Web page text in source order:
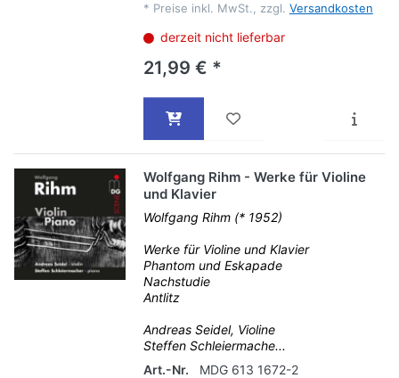
* Preise inkl. MwSt., zzgl. Versandkosten
derzeit nicht lieferbar
21,99 € *
Wolfgang Rihm - Werke für Violine
und Klavier
Wolfgang Rihm (* 1952)
Werke für Violine und Klavier
Phantom und Eskapade
Nachstudie
Antlitz
Andreas Seidel, Violine
Steffen Schleiermache...
Art.-Nr.
MDG 613 1672-2